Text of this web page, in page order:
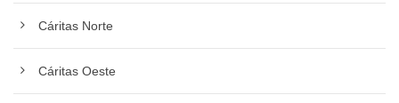
Cáritas Norte
Cáritas Oeste